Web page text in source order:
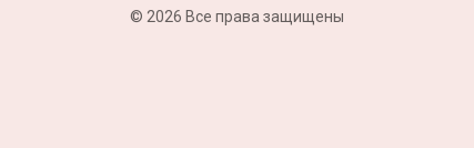
© 2026 Все права защищены